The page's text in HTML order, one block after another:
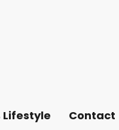
Lifestyle Contact